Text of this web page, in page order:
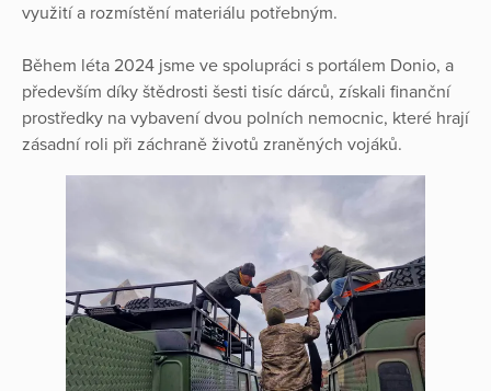
využití a rozmístění materiálu potřebným.
Během léta 2024 jsme ve spolupráci s portálem Donio, a
především díky štědrosti šesti tisíc dárců, získali finanční
prostředky na vybavení dvou polních nemocnic, které hrají
zásadní roli při záchraně životů zraněných vojáků.